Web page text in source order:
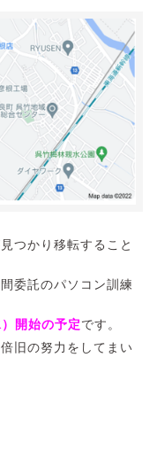
つかり移転すること
委託のパソコン訓練
開始の予定です。
旧の努力をしてまい